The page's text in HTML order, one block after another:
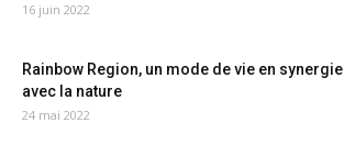
16 juin 2022
Rainbow Region, un mode de vie en synergie
avec la nature
24 mai 2022